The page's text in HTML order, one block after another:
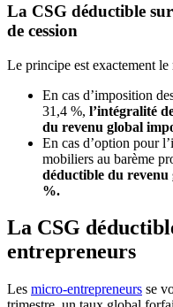
La CSG déductible
de cession
Le principe est exactement
En cas d’imposition
31,4 %, l’intégralité
du revenu global
En cas d’option pour
mobiliers au barème
déductible du revenu
%.
La CSG
entrepreneurs
Les micro-entrepreneurs se